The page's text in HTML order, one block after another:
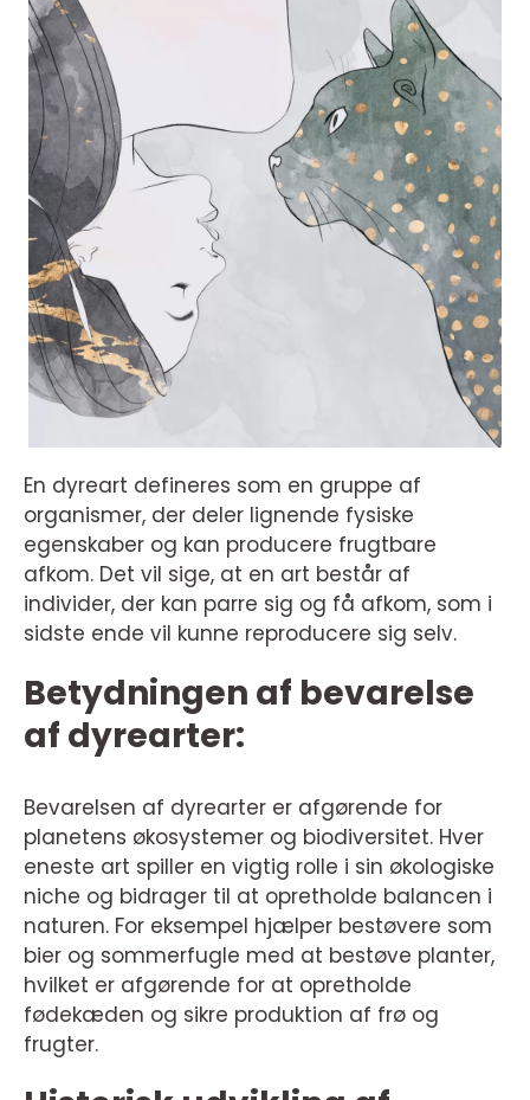
En dyreart defineres som en gruppe af
organismer, der deler lignende fysiske
egenskaber og kan producere frugtbare
afkom. Det vil sige, at en art består af
individer, der kan parre sig og få afkom, som i
sidste ende vil kunne reproducere sig selv.
Betydningen af bevarelse
af dyrearter:
Bevarelsen af dyrearter er afgørende for
planetens økosystemer og biodiversitet. Hver
eneste art spiller en vigtig rolle i sin økologiske
niche og bidrager til at opretholde balancen i
naturen. For eksempel hjælper bestøvere som
bier og sommerfugle med at bestøve planter,
hvilket er afgørende for at opretholde
fødekæden og sikre produktion af frø og
frugter.